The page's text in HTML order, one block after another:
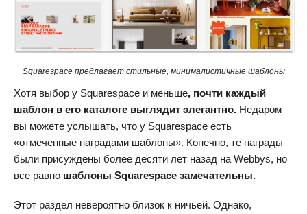
Squarespace предлагает стильные, минималистичные шаблоны
Хотя выбор у Squarespace и меньше, почти каждый
шаблон в его каталоге выглядит элегантно. Недаром
вы можете услышать, что у Squarespace есть
«отмеченные наградами шаблоны». Конечно, те награды
были присуждены более десяти лет назад на Webbys, но
все равно шаблоны Squarespace замечательны.
Этот раздел невероятно близок к ничьей. Однако,